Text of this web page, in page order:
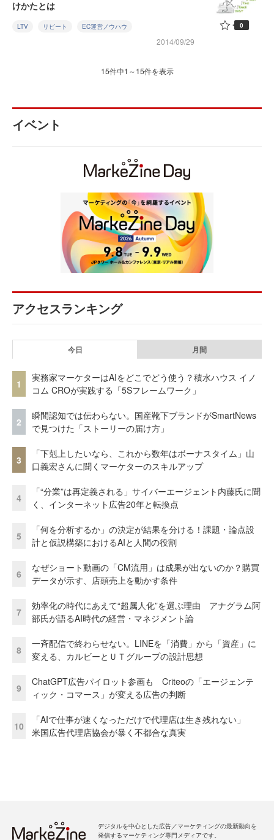
けかたとは
LTV リピート EC運営ノウハウ
2014/09/29
0
15件中1～15件を表示
イベント
アクセスランキング
今日 月間
1
実務家マーケターはAIをどこでどう使う？積水ハウス イノ
コム CROが実践する「5Sフレームワーク」
2
瞬間認知では伝わらない。国産靴下ブランドがSmartNews
で見つけた「ストーリーの届け方」
3
「下剋上したいなら、これから数年はボーナスタイム」山
口義宏さんに聞くマーケターのスキルアップ
4
「“分業”は再定義される」サイバーエージェント内藤氏に聞
く、インターネット広告20年と転換点
5
「何を分析するか」の決定が結果を分ける！課題・論点設
計と仮説構築におけるAIと人間の役割
6
なぜショート動画の「CM流用」は成果が出ないのか？購買
データが示す、店頭売上を動かす条件
7
効率化の時代にあえて“超属人化”を選ぶ理由 アナグラム阿
部氏が語るAI時代の経営・マネジメント論
8
一斉配信で終わらせない。LINEを「消費」から「資産」に
変える、カルビーとＵＴグループの設計思想
9
ChatGPT広告パイロット参画も Criteoの「エージェンテ
ィック・コマース」が変える広告の判断
10
「AIで仕事が速くなっただけで代理店は生き残れない」
米国広告代理店協会が暴く不都合な真実
デジタルを中心とした広告／マーケティングの最新動向を
発信するマーケティング専門メディアです。